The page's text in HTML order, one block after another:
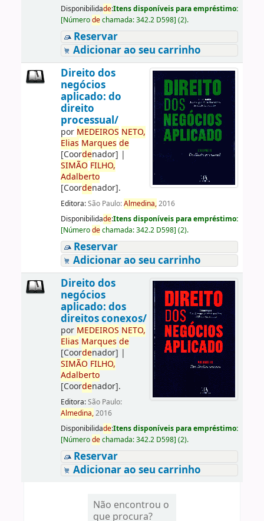
Disponibilidade:Itens disponíveis para empréstimo:
[Númerodechamada:342.2 D598] (2).
Reservar
Adicionar ao seu carrinho
Direito dos
negócios
aplicado: do
direito
processual/
por MEDEIROS NETO,
Elias Marques de
[Coordenador] |
SIMÃO FILHO,
Adalberto
[Coordenador].
Editora:São Paulo:Almedina,2016
Disponibilidade:Itens disponíveis para empréstimo:
[Númerodechamada:342.2 D598] (2).
Reservar
Adicionar ao seu carrinho
Direito dos
negócios
aplicado: dos
direitos conexos/
por MEDEIROS NETO,
Elias Marques de
[Coordenador] |
SIMÃO FILHO,
Adalberto
[Coordenador].
Editora:São Paulo:
Almedina,2016
Disponibilidade:Itens disponíveis para empréstimo:
[Númerodechamada:342.2 D598] (2).
Reservar
Adicionar ao seu carrinho
Não encontrou o
que procura?